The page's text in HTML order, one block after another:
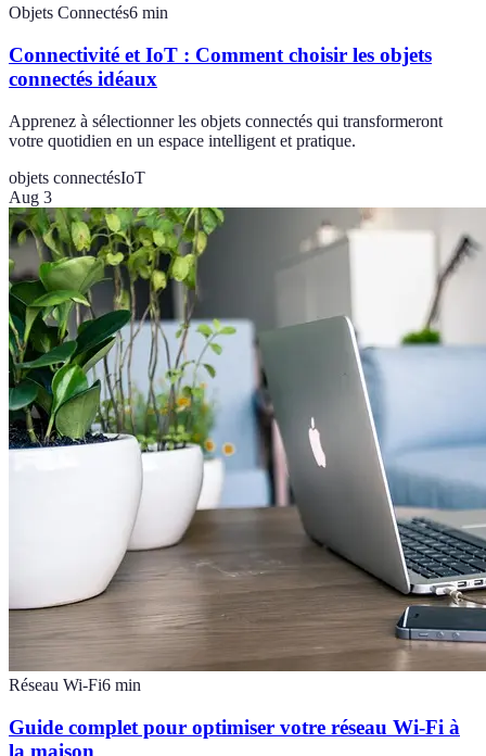
Objets Connectés6 min
Connectivité et IoT : Comment choisir les objets
connectés idéaux
Apprenez à sélectionner les objets connectés qui transformeront
votre quotidien en un espace intelligent et pratique.
objets connectésIoT
Aug 3
Réseau Wi-Fi6 min
Guide complet pour optimiser votre réseau Wi-Fi à
la maison